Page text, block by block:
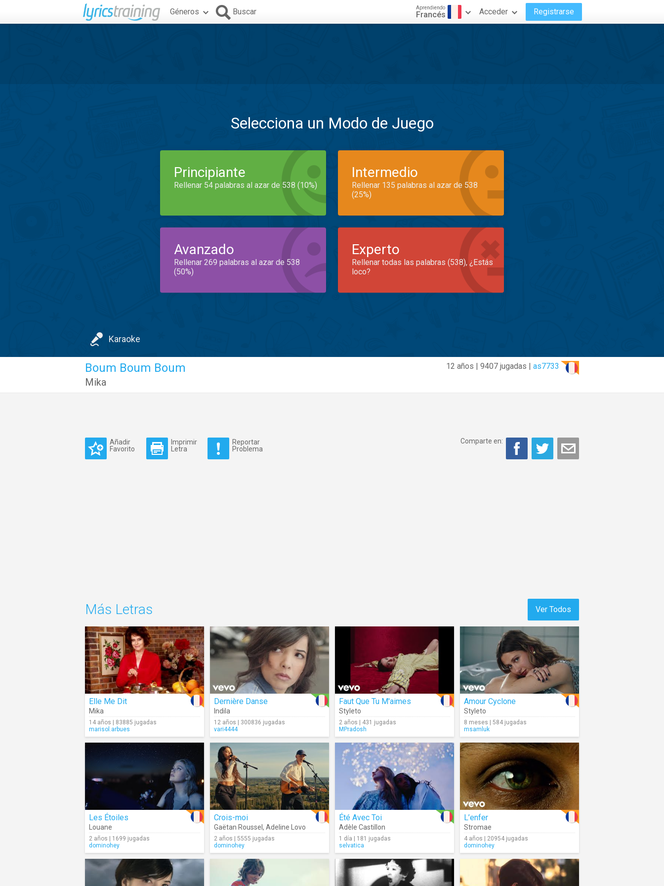
Géneros Buscar Aprendiendo
Francés Acceder Registrarse
Selecciona un Modo de Juego
Principiante
Rellenar 54 palabras al azar de 538 (10%)
Intermedio
Rellenar 135 palabras al azar de 538
(25%)
Avanzado
Rellenar 269 palabras al azar de 538
(50%)
Experto
Rellenar todas las palabras (538), ¿Estás
loco?
Karaoke
12 años | 9407 jugadas | as7733
Boum Boum Boum
Mika
Añadir
Favorito
Imprimir
Letra
Reportar
Problema
Comparte en:
Ver Todos
Más Letras
Elle Me Dit
Mika
14 años | 83885 jugadas
marisol.arbues
Dernière Danse
Indila
12 años | 300836 jugadas
vari4444
Faut Que Tu M'aimes
Styleto
2 años | 431 jugadas
MPradosh
Amour Cyclone
Styleto
8 meses | 584 jugadas
msamluk
Les Étoiles
Louane
2 años | 1699 jugadas
dominohey
Crois-moi
Gaëtan Roussel , Adeline Lovo
2 años | 5555 jugadas
dominohey
Été Avec Toi
Adèle Castillon
1 día | 181 jugadas
selvatica
L’enfer
Stromae
4 años | 20954 jugadas
dominohey